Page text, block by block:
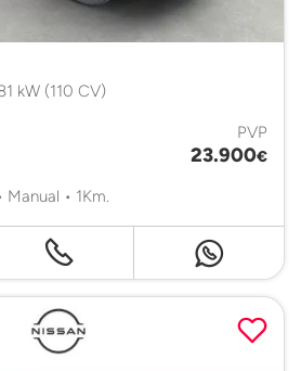
kW (110 CV)
PVP
23.900€
• 1Km.